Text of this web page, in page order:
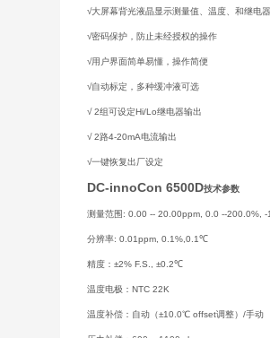
√大屏幕背光液晶显示测量值、温度、和继电
√密码保护，防止未经授权的操作
√用户界面简单易懂，操作简便
√自动标定，多种缓冲液可选
√ 2组可设定Hi/Lo继电器输出
√ 2路4-20mA电流输出
√一键恢复出厂设定
DC-innoCon 6500D技术参数
测量范围:0.00 -- 20.00ppm, 0.0 --200.0%,
分辨率:0.01ppm, 0.1%,0.1℃
精度：±2% F.S., ±0.2℃
温度电极：NTC 22K
温度补偿： 自动（±10.0℃ offset调整）/手动